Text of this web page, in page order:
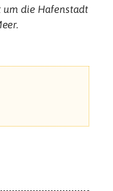
um die Hafenstadt